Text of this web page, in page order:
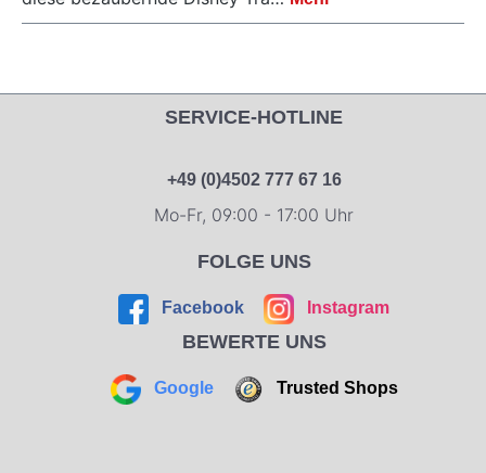
SERVICE-HOTLINE
+49 (0)4502 777 67 16
Mo-Fr, 09:00 - 17:00 Uhr
FOLGE UNS
Facebook Instagram
BEWERTE UNS
Google Trusted Shops